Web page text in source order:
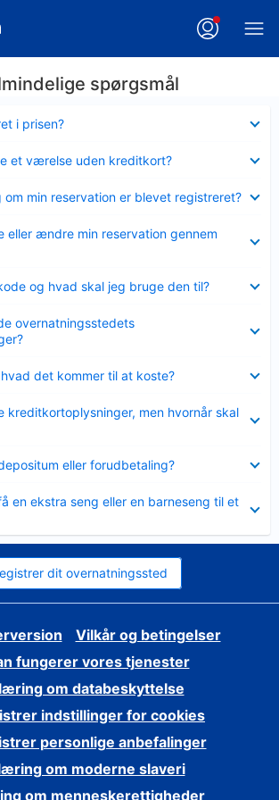
spørgsmål
i prisen?
et værelse uden kreditkort?
om min reservation er blevet registreret?
eller ændre min reservation gennem
og hvad skal jeg bruge den til?
overnatningsstedets
det kommer til at koste?
kreditkortoplysninger, men hvornår skal
eller forudbetaling?
en ekstra seng eller en barneseng til et
dit overnatningssted
Vilkår og betingelser
fungerer vores tjenester
om databeskyttelse
indstillinger for cookies
personlige anbefalinger
om moderne slaveri
om menneskerettigheder